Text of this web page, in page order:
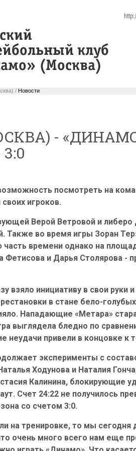
/ Новости
-
посмотреть на
игроков.
Верой Ветровой и
Также во время игры Зоран
времени однако на
Фетисова и Дарья Столярова -
взяло инициативу в свои
в стане бело-
Нападающие «Метара»
выглядела бледно по
неудачи привели в концовке к
эксперименты с
Ходунова и Наталия
Калинина, блокирующие
Счет 24:22 не получилось
со счетом 3:0.
на тренировке, то мы
очень много всего нам еще